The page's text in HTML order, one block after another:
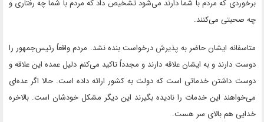
برخوردی که مردم با شما دارند می‌شود تشخیص داد که مردم با شما چه رفتاری و
چه صحبتی می‌کنند.
متاسفانه ایشان حاضر به پذیرش درخواست بنده نشد. مردم واقعاً رئیس‌جمهور را
دوست دارند و به ایشان علاقه دارند و مجدداً تاکید می‌کنم دلیل عمده این علاقه و
دوست داشتن خدماتی است که دولت به کشور ارائه داده است. حالا اگر عده‌ای
می‌خواهند این خدمات را نادیده بگیرند این دیگر مشکل خودشان است. بالاخره
خدایی هم بالای سر هست.